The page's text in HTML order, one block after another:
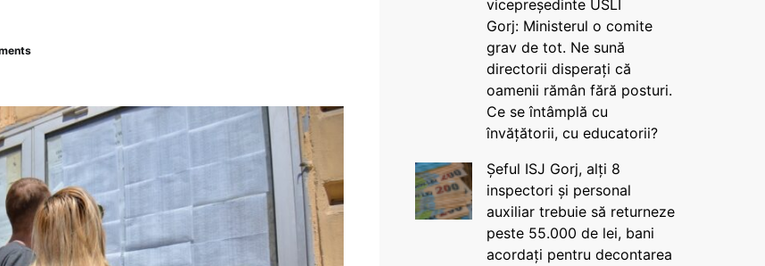
vicepreședinte USLI
Gorj: Ministerul o comite
grav de tot. Ne sună
directorii disperați că
oamenii rămân fără posturi.
Ce se întâmplă cu
învățătorii, cu educatorii?
Șeful ISJ Gorj, alți 8
inspectori și personal
auxiliar trebuie să returneze
peste 55.000 de lei, bani
acordați pentru decontarea